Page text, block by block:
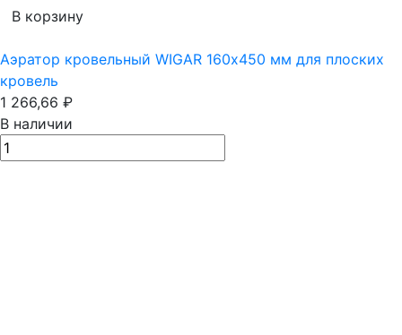
В корзину
Аэратор кровельный WIGAR 160х450 мм для плоских
кровель
1 266,66 ₽
В наличии